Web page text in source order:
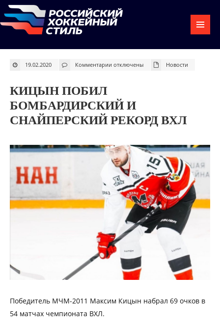
19.02.2020 Комментарии к
рекорд
ВХЛ
отключены Новости
КИЦЫН ПОБИЛ
БОМБАРДИРСКИЙ И
СНАЙПЕРСКИЙ РЕКОРД ВХЛ
Победитель МЧМ-2011 Максим Кицын набрал 69 очков в
54 матчах чемпионата ВХЛ.